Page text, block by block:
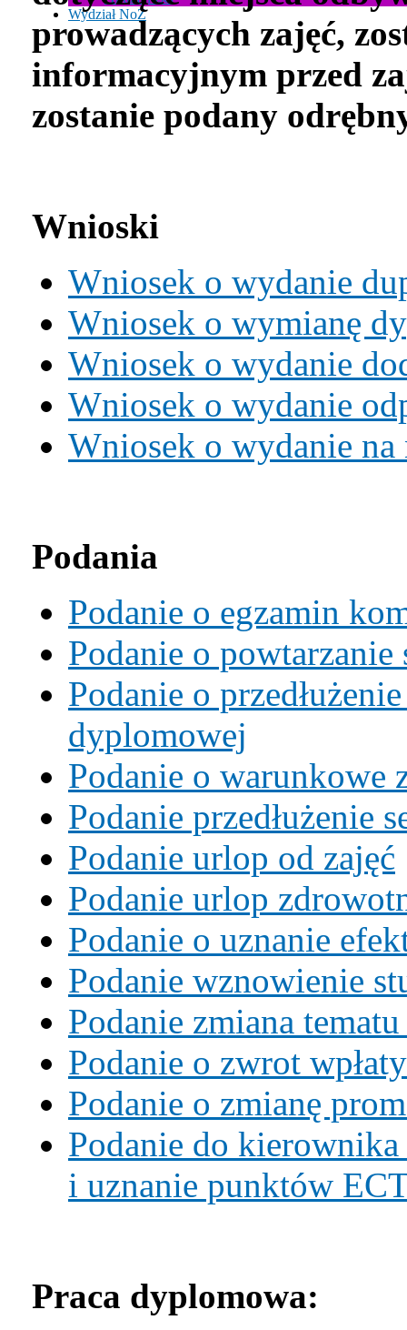
Wydział NoZ
prowadzących zajęć,
informacyjnym przed
zostanie podany
Wnioski
Wniosek o wydanie
Wniosek o wymianę
Wniosek o wydanie
Wniosek o wydanie
Wniosek o wydanie
Podania
Podanie o egzamin
Podanie o powtarzanie
Podanie o
dyplomowej
Podanie o warunkowe
Podanie przedłużenie
Podanie urlop od zajęć
Podanie urlop
Podanie o uznanie
Podanie wznowienie
Podanie zmiana
Podanie o zwrot
Podanie o zmianę
Podanie do
i uznanie punktów
Praca dyplomowa: